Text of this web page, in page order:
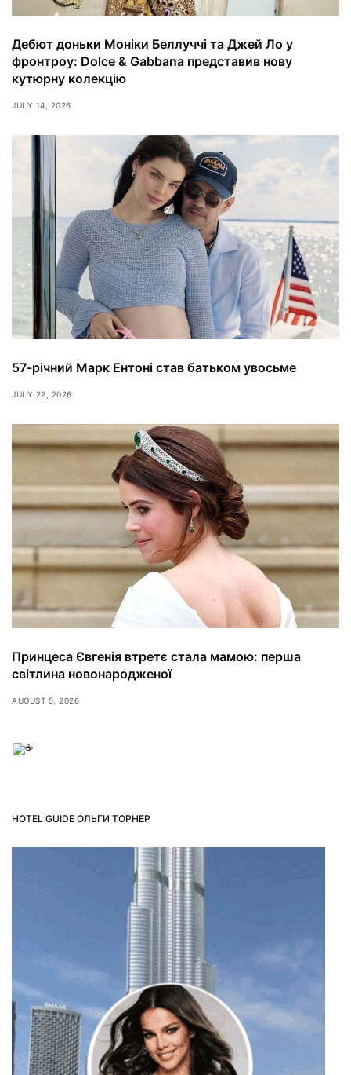
Дебют доньки Моніки Беллуччі та Джей Ло у
фронтроу: Dolce & Gabbana представив нову
кутюрну колекцію
JULY 14, 2026
57-річний Марк Ентоні став батьком увосьме
JULY 22, 2026
Принцеса Євгенія втретє стала мамою: перша
світлина новонародженої
AUGUST 5, 2026
HOTEL GUIDE ОЛЬГИ ТОРНЕР